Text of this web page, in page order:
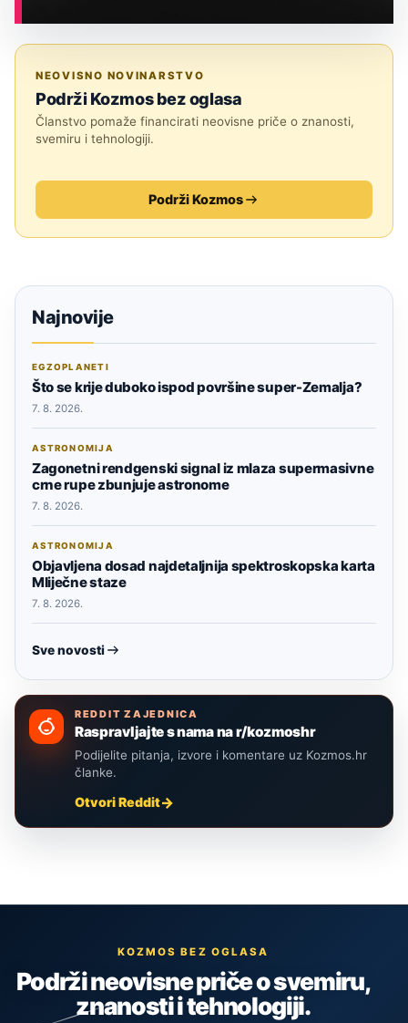
NEOVISNO NOVINARSTVO
Podrži Kozmos bez oglasa
Članstvo pomaže financirati neovisne priče o znanosti,
svemiru i tehnologiji.
Podrži Kozmos
Najnovije
EGZOPLANETI
Što se krije duboko ispod površine super-Zemalja?
7. 8. 2026.
ASTRONOMIJA
Zagonetni rendgenski signal iz mlaza supermasivne
crne rupe zbunjuje astronome
7. 8. 2026.
ASTRONOMIJA
Objavljena dosad najdetaljnija spektroskopska karta
Mliječne staze
7. 8. 2026.
Sve novosti
REDDIT ZAJEDNICA
Raspravljajte s nama na r/kozmoshr
Podijelite pitanja, izvore i komentare uz Kozmos.hr
članke.
Otvori Reddit
KOZMOS BEZ OGLASA
Podrži neovisne priče o svemiru,
znanosti i tehnologiji.